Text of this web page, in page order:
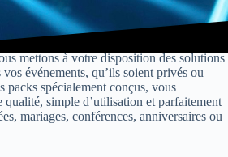
mettons à votre disposition des solutions
événements, qu’ils soient privés ou
packs spécialement conçus, vous
qualité, simple d’utilisation et parfaitement
mariages, conférences, anniversaires ou